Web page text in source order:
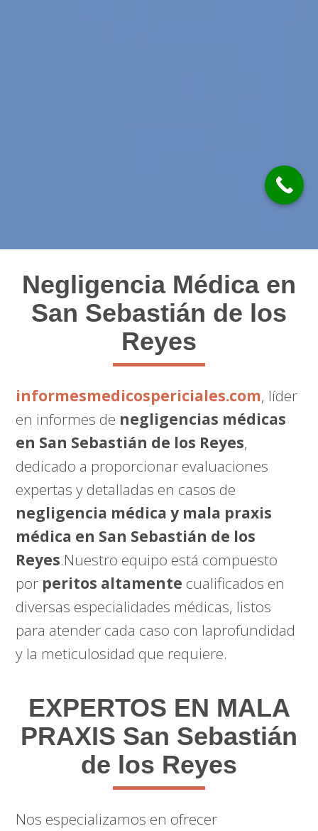
Negligencia Médica en
San Sebastián de los
Reyes
informesmedicospericiales.com, líder
en informes de negligencias médicas
en San Sebastián de los Reyes,
dedicado a proporcionar evaluaciones
expertas y detalladas en casos de
negligencia médica y mala praxis
médica en San Sebastián de los
Reyes.Nuestro equipo está compuesto
por peritos altamente cualificados en
diversas especialidades médicas, listos
para atender cada caso con laprofundidad
y la meticulosidad que requiere.
EXPERTOS EN MALA
PRAXIS San Sebastián
de los Reyes
Nos especializamos en ofrecer